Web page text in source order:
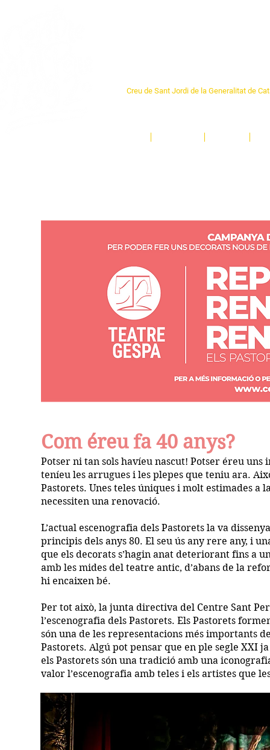
Creu de Sant Jordi de la Generalitat de
Com éreu fa 40 anys?
Potser ni tan sols havíeu nascut! Potser éreu
teníeu les arrugues i les plepes que teniu ara.
Pastorets. Unes teles úniques i molt estimades a
necessiten una renovació.
L’actual escenografia dels Pastorets la va
principis dels anys 80. El seu ús any rere any, i
que els decorats s’hagin anat deteriorant fins a
amb les mides del teatre antic, d’abans de la
hi encaixen bé.
Per tot això, la junta directiva del Centre Sant
l’escenografia dels Pastorets. Els Pastorets
són una de les representacions més importants
Pastorets. Algú pot pensar que en ple segle XXI
els Pastorets són una tradició amb una
valor l’escenografia amb teles i els artistes que